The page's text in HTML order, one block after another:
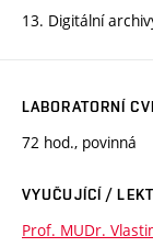
13. Digitální
LABORATORNÍ
72 hod., povinná
VYUČUJÍCÍ /
Prof. MUDr.